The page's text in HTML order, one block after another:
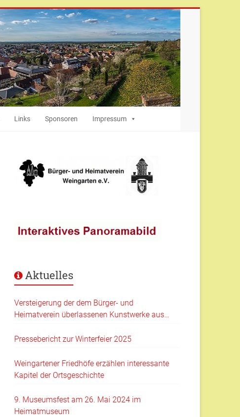
Links Sponsoren Impressum
Aktuelles
Versteigerung der dem Bürger- und
Heimatverein überlassenen Kunstwerke aus
Pressebericht zur Winterfeier 2025
Weingartener Friedhöfe erzählen interessante
Kapitel der Ortsgeschichte
9. Museumsfest am 26. Mai 2024 im
Heimatmuseum